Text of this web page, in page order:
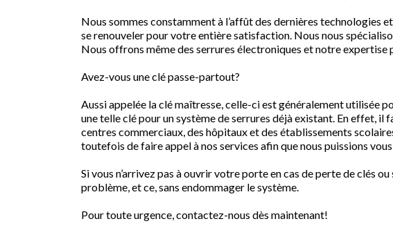
Nous sommes constamment à l’affût des dernières technologies
se renouveler pour votre entière satisfaction. Nous nous
Nous offrons même des serrures électroniques et notre
Avez-vous une clé passe-partout?
Aussi appelée la clé maîtresse, celle-ci est généralement utilisée
une telle clé pour un système de serrures déjà existant. En effet,
centres commerciaux, des hôpitaux et des établissements
toutefois de faire appel à nos services afin que nous puissions
Si vous n’arrivez pas à ouvrir votre porte en cas de perte de clés
problème, et ce, sans endommager le système.
Pour toute urgence, contactez-nous dès maintenant!